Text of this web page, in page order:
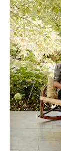
usando las